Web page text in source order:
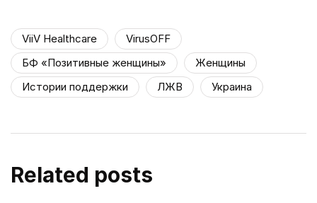
ViiV Healthcare
VirusOFF
БФ «Позитивные женщины»
Женщины
Истории поддержки
ЛЖВ Украина
Related posts